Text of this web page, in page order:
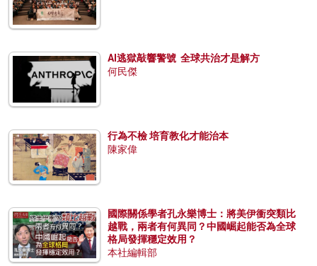
AI逃獄敲響警號 全球共治才是解方
何民傑
行為不檢 培育教化才能治本
陳家偉
國際關係學者孔永樂博士：將美伊衝突類比
越戰，兩者有何異同？中國崛起能否為全球
格局發揮穩定效用？
本社編輯部